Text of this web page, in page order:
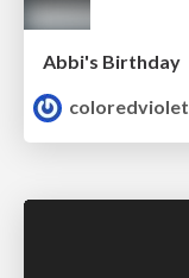
Abbi's Birthday
coloredviolet